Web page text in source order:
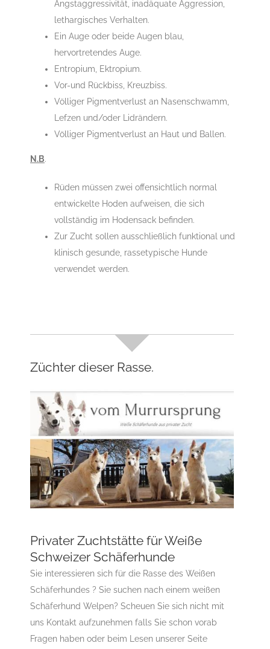
Angstaggressivität, inadäquate Aggression,
lethargisches Verhalten.
Ein Auge oder beide Augen blau,
hervortretendes Auge.
Entropium, Ektropium.
Vor-und Rückbiss, Kreuzbiss.
Völliger Pigmentverlust an Nasenschwamm,
Lefzen und/oder Lidrändern.
Völliger Pigmentverlust an Haut und Ballen.
N.B.
Rüden müssen zwei offensichtlich normal
entwickelte Hoden aufweisen, die sich
vollständig im Hodensack befinden.
Zur Zucht sollen ausschließlich funktional und
klinisch gesunde, rassetypische Hunde
verwendet werden.
Züchter dieser Rasse.
Privater Zuchtstätte für Weiße Schweizer
Schäferhunde
Schäferhunde Landesgruppe Berger Blanc Suisse
PQS
Rassehundezüchter
Privater Zuchtstätte für Weiße
Schweizer Schäferhunde
Sie interessieren sich für die Rasse des Weißen
Schäferhundes ? Sie suchen nach einem weißen
Schäferhund Welpen? Scheuen Sie sich nicht mit
uns Kontakt aufzunehmen falls Sie schon vorab
Fragen haben oder beim Lesen unserer Seite